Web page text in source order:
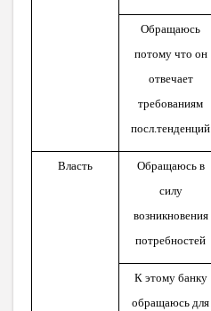
Обращаюсь
потому что он
отвечает
требованиям
посл.тенденций
Власть
Обращаюсь в
силу
возникновения
потребностей
К этому банку
обращаюсь для